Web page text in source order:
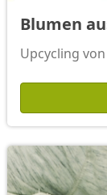
Blumen
Upcycling